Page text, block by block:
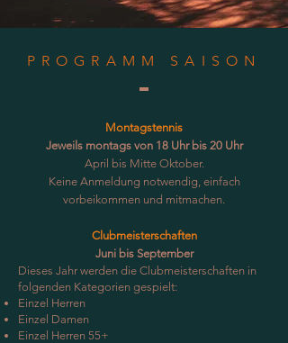
PROGRAMM SAISON
Montagstennis
Jeweils montags von 18 Uhr bis 20 Uhr
April bis Mitte Oktober.
Keine Anmeldung notwendig, einfach
vorbeikommen und mitmachen.
Clubmeisterschaften
Juni bis September
Dieses Jahr werden die Clubmeisterschaften in
folgenden Kategorien gespielt:
Einzel Herren
Einzel Damen
Einzel Herren 55+